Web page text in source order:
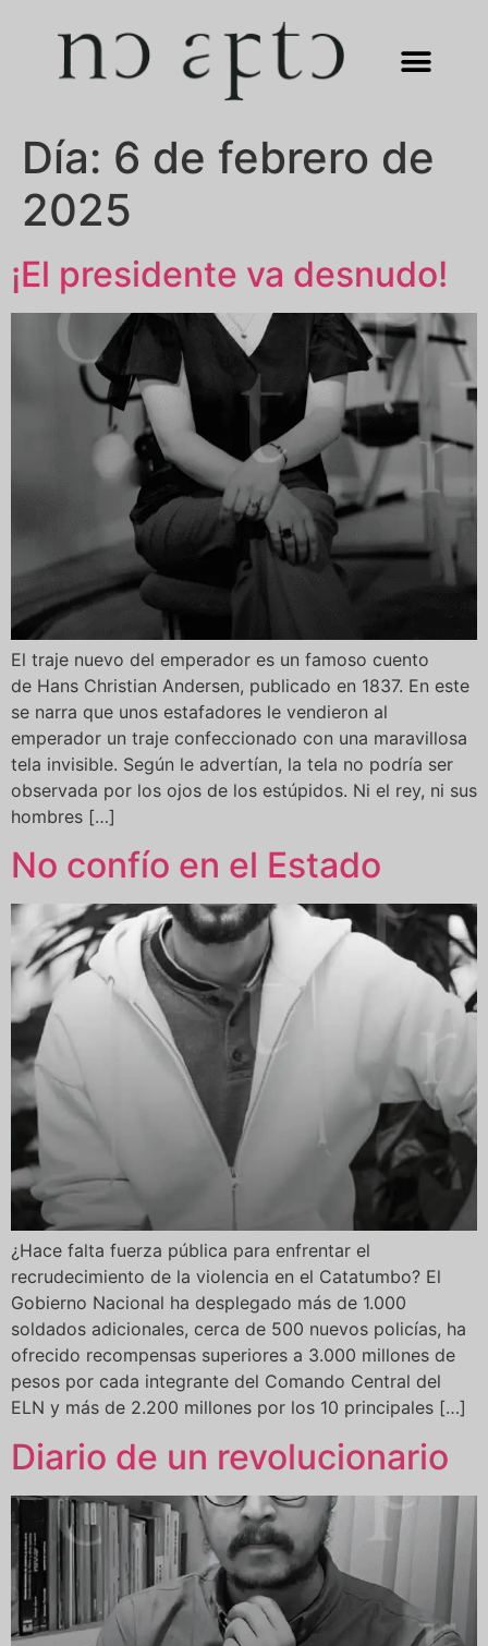
Día: 6 de febrero de
2025
¡El presidente va desnudo!
El traje nuevo del emperador es un famoso cuento
de Hans Christian Andersen, publicado en 1837. En este
se narra que unos estafadores le vendieron al
emperador un traje confeccionado con una maravillosa
tela invisible. Según le advertían, la tela no podría ser
observada por los ojos de los estúpidos. Ni el rey, ni sus
hombres […]
No confío en el Estado
¿Hace falta fuerza pública para enfrentar el
recrudecimiento de la violencia en el Catatumbo? El
Gobierno Nacional ha desplegado más de 1.000
soldados adicionales, cerca de 500 nuevos policías, ha
ofrecido recompensas superiores a 3.000 millones de
pesos por cada integrante del Comando Central del
ELN y más de 2.200 millones por los 10 principales […]
Diario de un revolucionario